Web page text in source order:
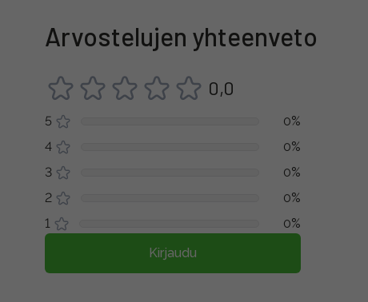
Arvostelujen yhteenveto
0,0
5
0%
4
0%
3
0%
2
0%
1
0%
Kirjaudu